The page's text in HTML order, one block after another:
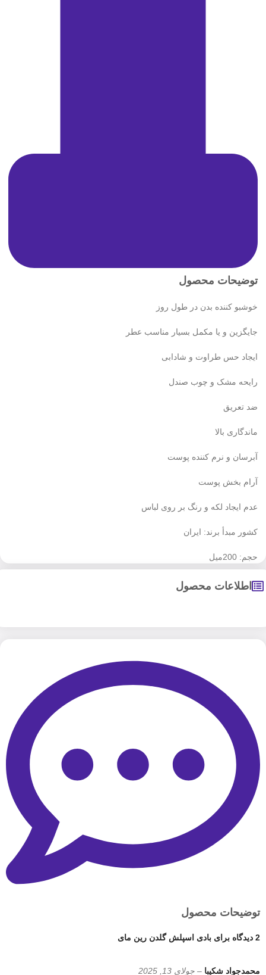
توضیحات محصول
خوشبو کننده بدن در طول روز
جایگزین و یا مکمل بسیار مناسب عطر
ایجاد حس طراوت و شادابی
رایحه مشک و چوب صندل
ضد تعریق
ماندگاری بالا
آبرسان و نرم کننده پوست
آرام بخش پوست
عدم ایجاد لکه و رنگ بر روی لباس
کشور مبدأ برند: ایران
حجم: 200میل
اطلاعات محصول
توضیحات محصول
2 دیدگاه برای بادی اسپلش گلدن رین مای
محمدجواد شکیبا – جولای 13, 2025